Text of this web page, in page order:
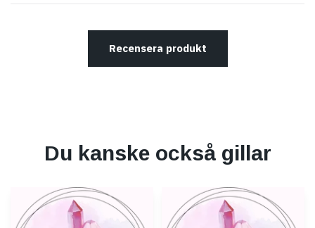
Recensera produkt
Du kanske också gillar